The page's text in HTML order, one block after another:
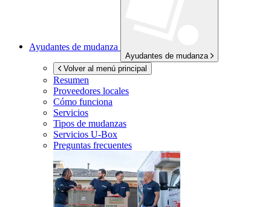
Ayudantes de mudanza
Ayudantes de mudanza
Volver al menú principal
Resumen
Proveedores locales
Cómo funciona
Servicios
Tipos de mudanzas
Servicios U-Box
Preguntas frecuentes